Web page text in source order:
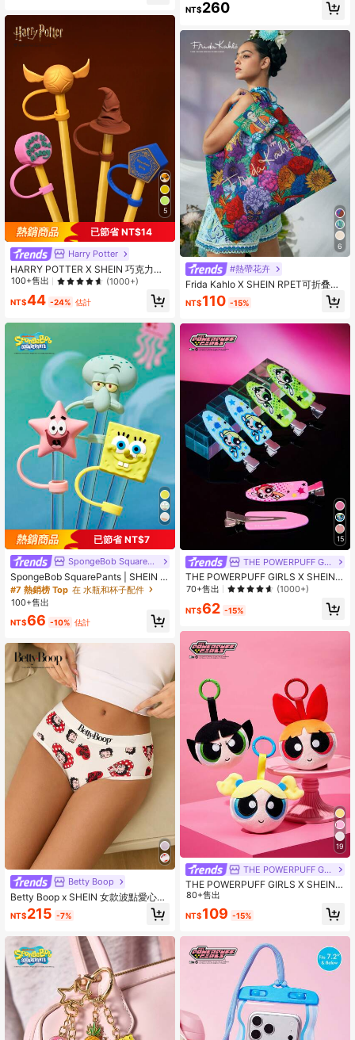
5
已節省 NT$14
Harry Potter
HARRY POTTER X SHEIN 巧克力
蛙、金色飞贼、生日蛋糕、分院帽日
管），送礼佳品，返校季好物
100+售出 (1000+)
NT$44 -24% 估計
已節省 NT$7
SpongeBob SquarePants
SpongeBob SquarePants | SHEIN 0.
4英寸/10毫米卡通图案防尘吸管套，
适用于8-10毫米吸管
#7 熱銷榜 Top 在 水瓶和杯子配件
100+售出
NT$66 -10% 估計
Betty Boop
Betty Boop x SHEIN 女款波點愛心卡
通印花三角內褲
NT$215 -7%
NT$260
6
#熱帶花卉
Frida Kahlo X SHEIN RPET可折叠印
花手提包，礼品，精致花卉包，女士
沙滩包，度假包，花卉沙滩包
NT$110 -15%
15
THE POWERPUFF GIRLS
THE POWERPUFF GIRLS X SHEIN 6
个/包 花朵、泡泡、毛茛图案无痕发
常使用、洗脸、化妆和户外活动搭
70+售出 (1000+)
NT$62 -15%
19
THE POWERPUFF GIRLS
THE POWERPUFF GIRLS X SHEIN 1
个可爱毛绒女警钥匙扣，大头造型。
时尚可爱，非常适合挂在包包或钥匙
上。
80+售出
NT$109 -15%